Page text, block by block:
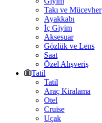
Takı ve Mücevher
Ayakkabı
İç Giyim
Aksesuar
Gözlük ve Lens
Saat
Özel Alışveriş
Tatil
Tatil
Araç Kiralama
Otel
Cruise
Uçak